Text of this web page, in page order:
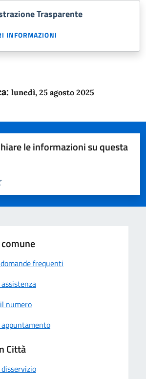
Trasparente
INFORMAZIONI
lunedì, 25 agosto 2025
le informazioni su questa
pagina
5 stelle su 5
stelle su 5
su 5
su 5
frequenti
numero
Città